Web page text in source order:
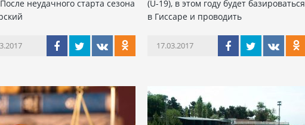
неудачного старта сезона
(U-19), в этом году будет базироваться
в Гиссаре и проводить
17.03.2017